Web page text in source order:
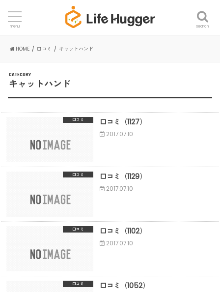
search
menu
HOME 口コミ キャットハンド
CATEGORY
キャットハンド
口コミ 口コミ（1127）
2017.07.10
口コミ 口コミ（1129）
2017.07.10
口コミ 口コミ（1102）
2017.07.10
口コミ 口コミ（1052）